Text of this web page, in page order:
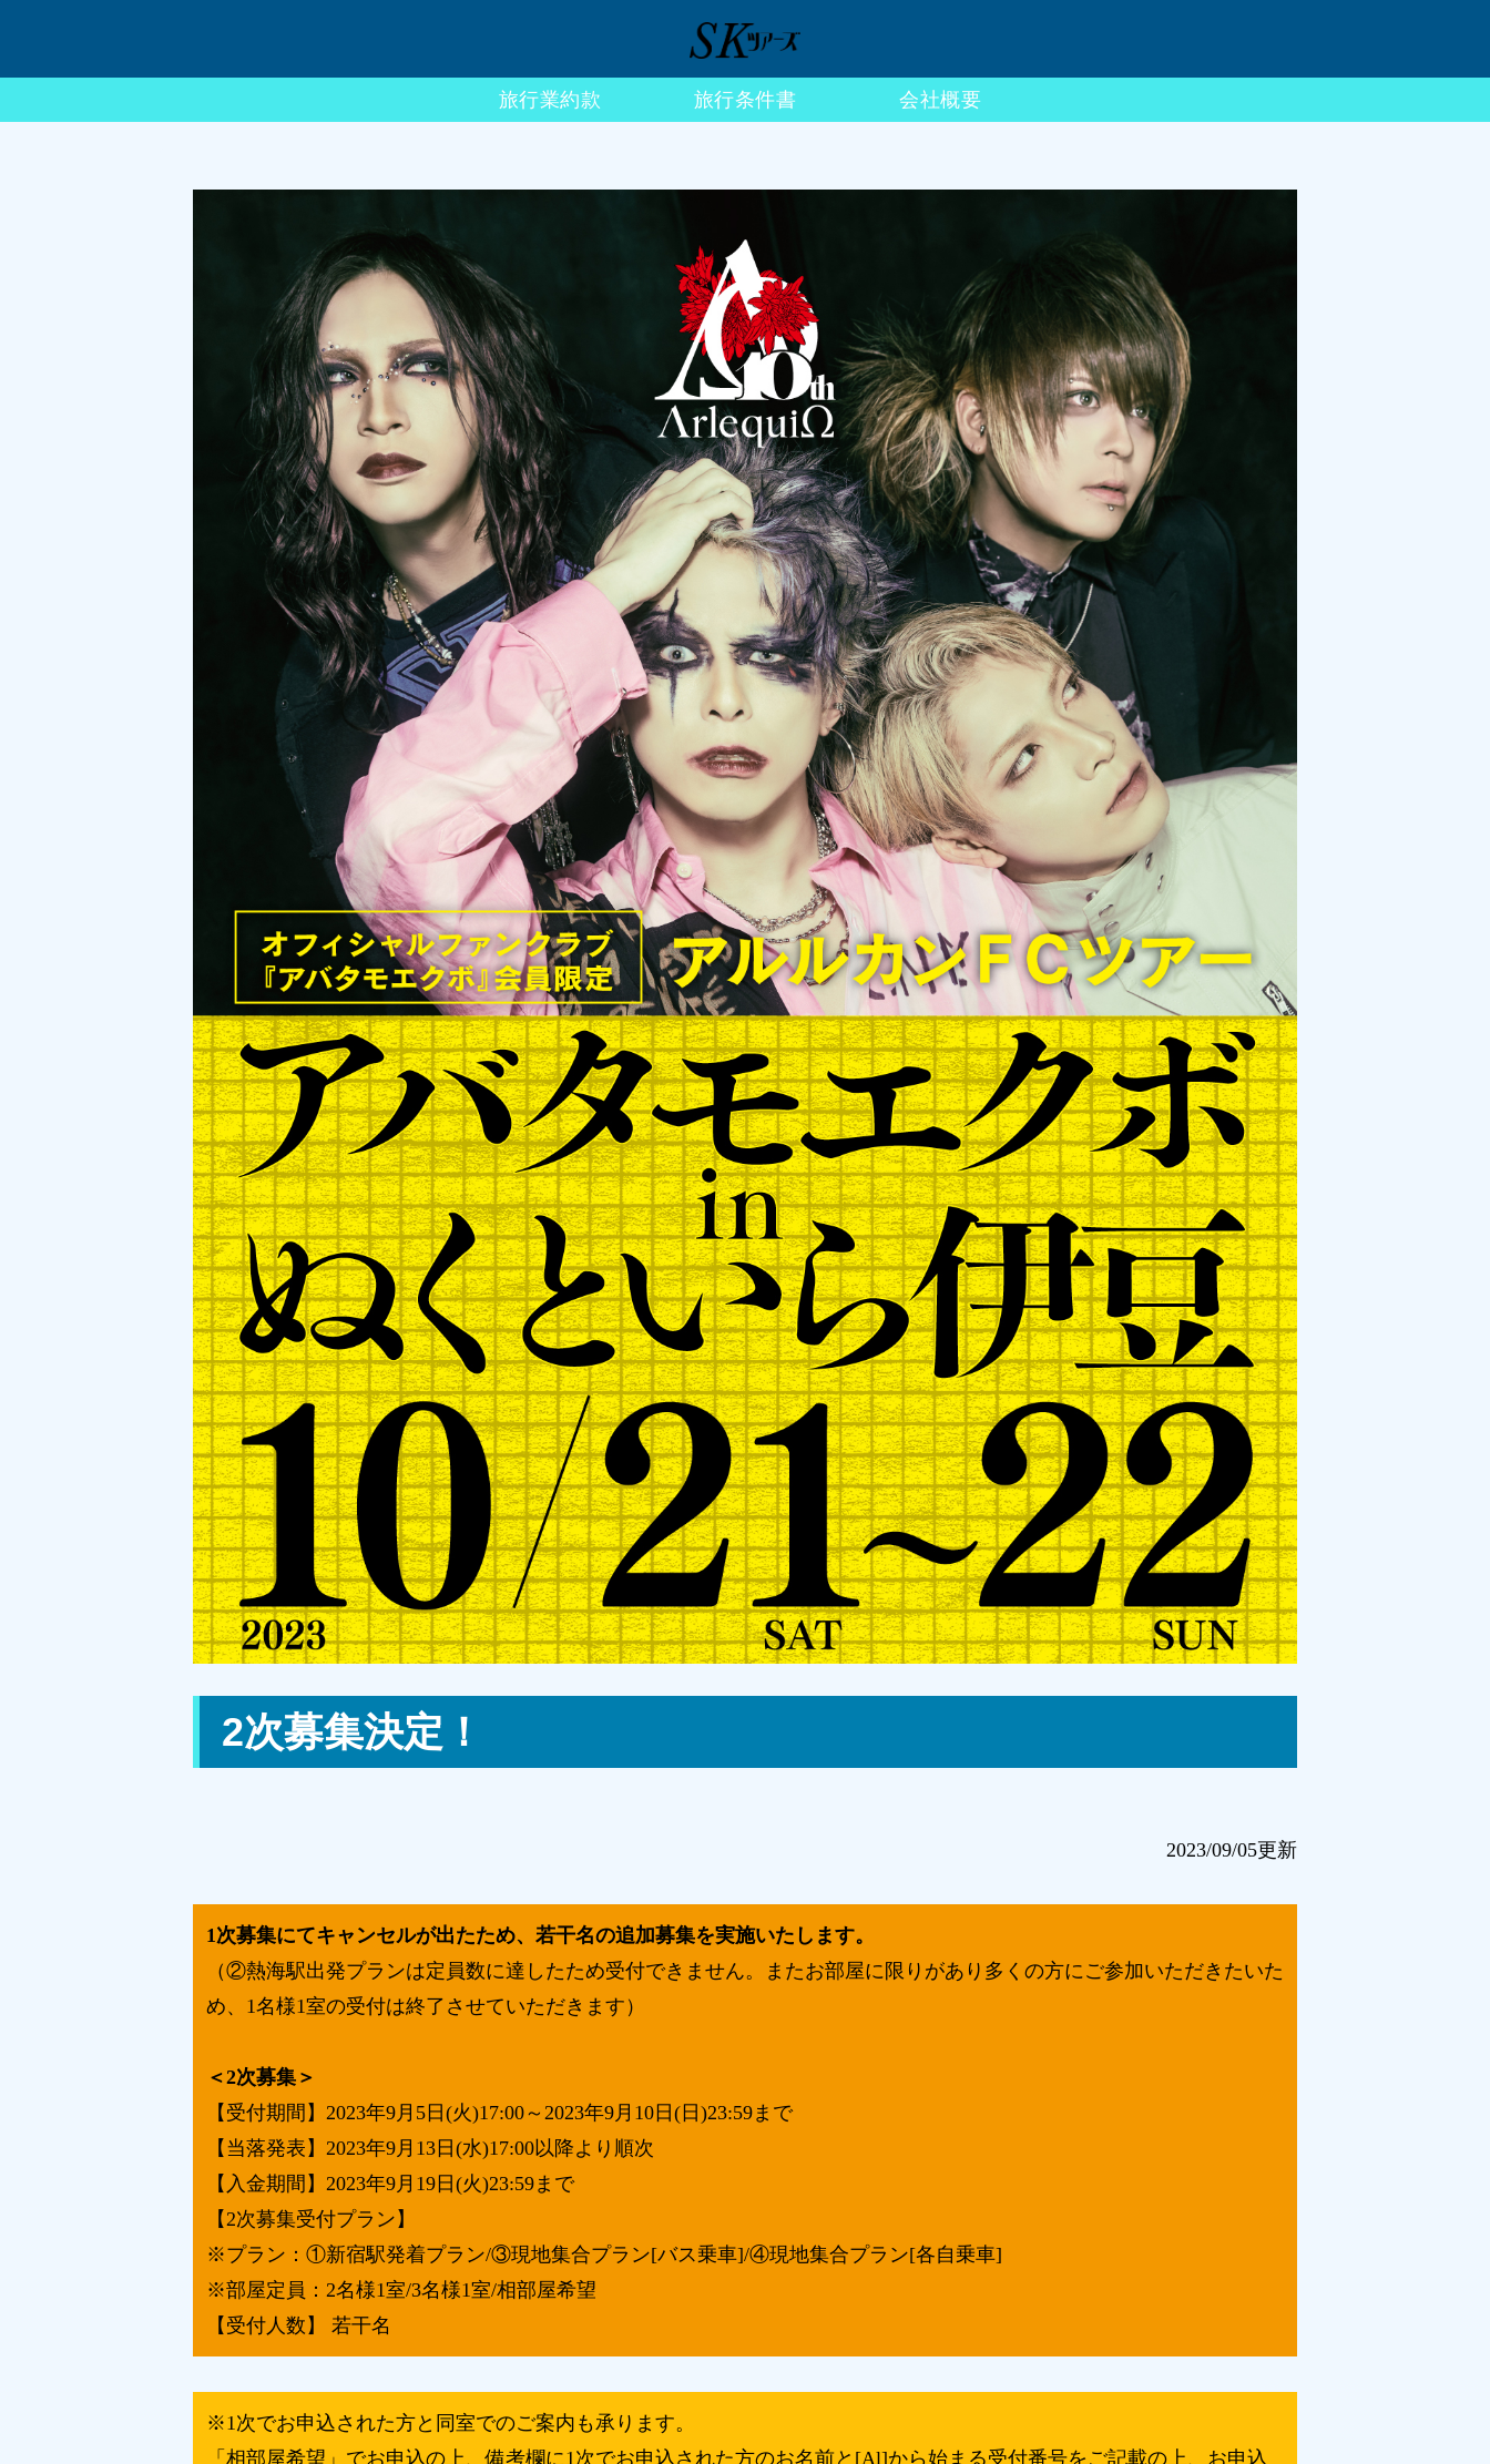
旅行業約款 旅行条件書 会社概要
2次募集決定！
2023/09/05更新
1次募集にてキャンセルが出たため、若干名の追加募集を実施いたします。
（②熱海駅出発プランは定員数に達したため受付できません。またお部屋に限りがあり多くの方にご参加いただきたいた
め、1名様1室の受付は終了させていただきます）
＜2次募集＞
【受付期間】2023年9月5日(火)17:00～2023年9月10日(日)23:59まで
【当落発表】2023年9月13日(水)17:00以降より順次
【入金期間】2023年9月19日(火)23:59まで
【2次募集受付プラン】
※プラン：①新宿駅発着プラン/③現地集合プラン[バス乗車]/④現地集合プラン[各自乗車]
※部屋定員：2名様1室/3名様1室/相部屋希望
【受付人数】 若干名
※1次でお申込された方と同室でのご案内も承ります。
「相部屋希望」でお申込の上、備考欄に1次でお申込された方のお名前と[Al]から始まる受付番号をご記載の上、お申込